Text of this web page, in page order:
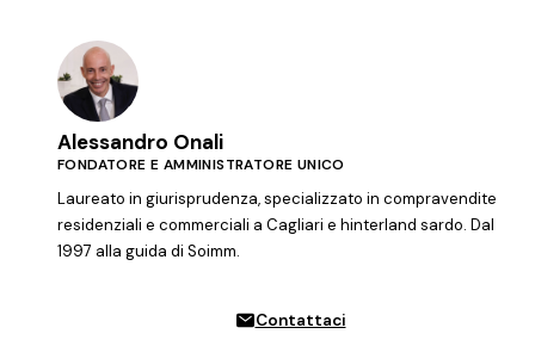
Alessandro Onali
FONDATORE E AMMINISTRATORE UNICO
Laureato in giurisprudenza, specializzato in compravendite
residenziali e commerciali a Cagliari e hinterland sardo. Dal
1997 alla guida di Soimm.
Contattaci